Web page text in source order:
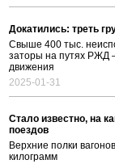
Докатились: треть
Свыше 400 тыс.
заторы на путях РЖД
движения
2025-01-31
Стало известно, на
поездов
Верхние полки
килограмм